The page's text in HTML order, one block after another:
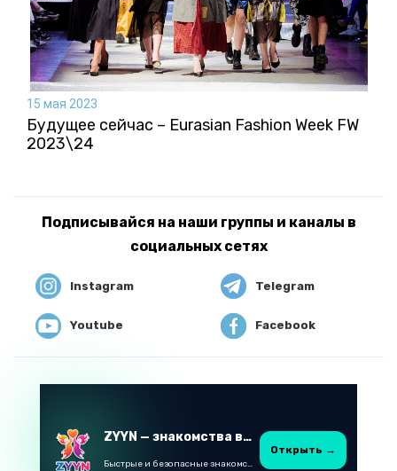
15 мая 2023
Будущее сейчас – Eurasian Fashion Week FW
2023\24
Подписывайся на наши группы и каналы в
социальных сетях
Instagram Telegram
Youtube Facebook
ZYYN — знакомства в Казахстане
Быстрые и безопасные знакомства в Telegram
Открыть →